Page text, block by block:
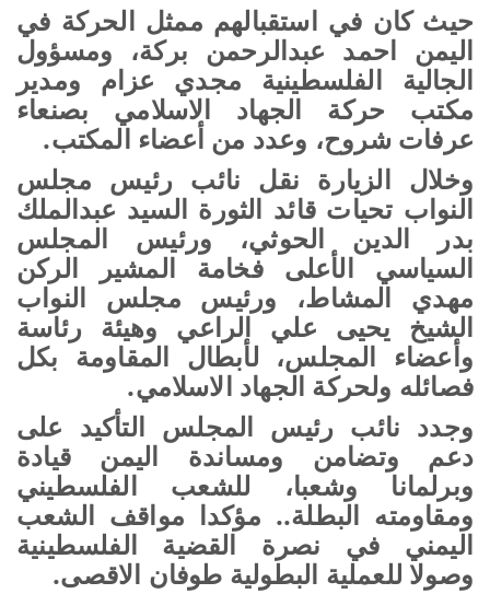
حيث كان في استقبالهم ممثل الحركة في
اليمن احمد عبدالرحمن بركة، ومسؤول
الجالية الفلسطينية مجدي عزام ومدير
مكتب حركة الجهاد الاسلامي بصنعاء
عرفات شروح، وعدد من أعضاء المكتب.
وخلال الزيارة نقل نائب رئيس مجلس
النواب تحيات قائد الثورة السيد عبدالملك
بدر الدين الحوثي، ورئيس المجلس
السياسي الأعلى فخامة المشير الركن
مهدي المشاط، ورئيس مجلس النواب
الشيخ يحيى علي الراعي وهيئة رئاسة
وأعضاء المجلس، لأبطال المقاومة بكل
فصائله ولحركة الجهاد الاسلامي.
وجدد نائب رئيس المجلس التأكيد على
دعم وتضامن ومساندة اليمن قيادة
وبرلمانا وشعبا، للشعب الفلسطيني
ومقاومته البطلة.. مؤكدا مواقف الشعب
اليمني في نصرة القضية الفلسطينية
وصولا للعملية البطولية طوفان الاقصى.